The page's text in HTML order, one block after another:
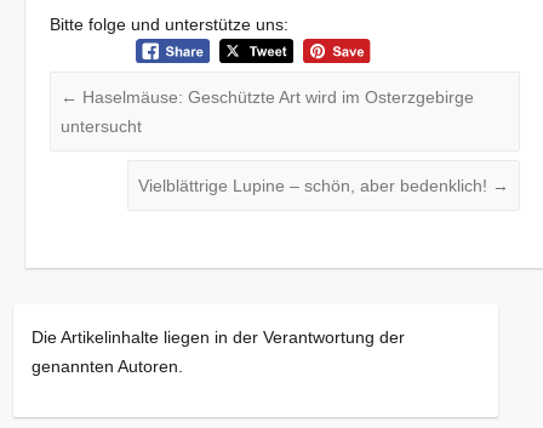
Bitte folge und unterstütze uns:
← Haselmäuse: Geschützte Art wird im Osterzgebirge
untersucht
Vielblättrige Lupine – schön, aber bedenklich! →
Die Artikelinhalte liegen in der Verantwortung der
genannten Autoren.